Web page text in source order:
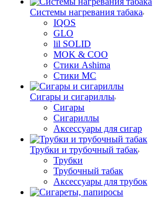
Системы нагревания табака
IQOS
GLO
lil SOLID
MOK & COO
Стики Ashima
Стики MC
Сигары и сигариллы
Сигары
Сигариллы
Аксессуары для сигар
Трубки и трубочный табак
Трубки
Трубочный табак
Аксессуары для трубок